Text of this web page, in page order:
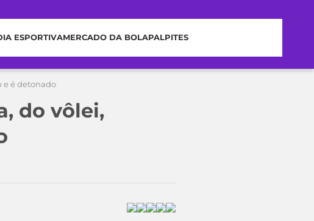
ESPORTIVAMERCADO DA BOLAPALPITES
e é detonado
do vôlei,